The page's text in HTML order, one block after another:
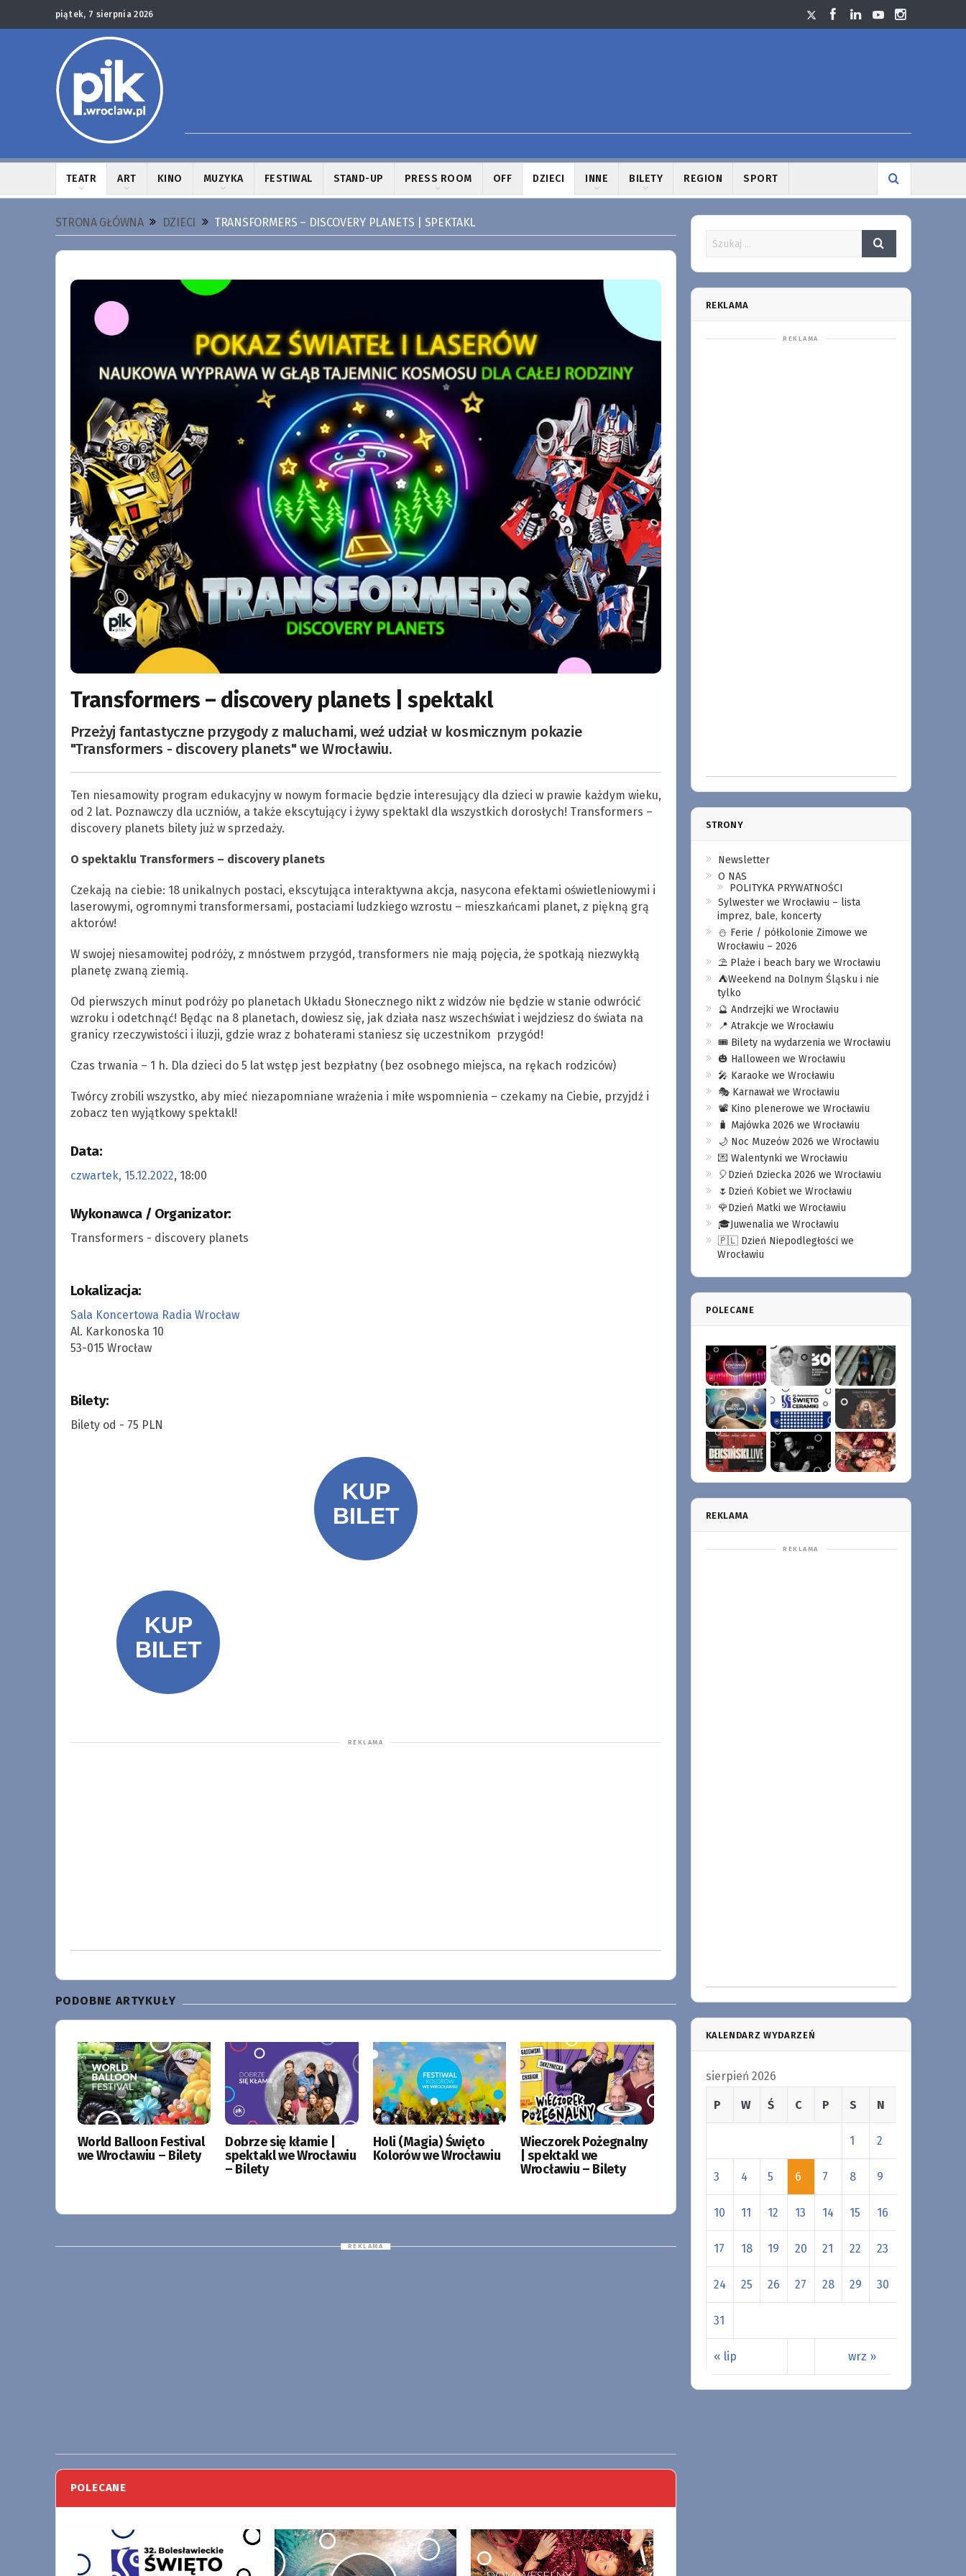
piątek, 7 sierpnia 2026
TEATR ART KINO MUZYKA FESTIWAL STAND-UP PRESS ROOM OFF DZIECI INNE BILETY REGION SPORT
STRONA GŁÓWNA DZIECI TRANSFORMERS – DISCOVERY PLANETS | SPEKTAKL
Transformers – discovery planets | spektakl
Przeżyj fantastyczne przygody z maluchami, weź udział w kosmicznym pokazie
"Transformers - discovery planets" we Wrocławiu.
Ten niesamowity program edukacyjny w nowym formacie będzie interesujący dla dzieci w prawie każdym wieku,
od 2 lat. Poznawczy dla uczniów, a także ekscytujący i żywy spektakl dla wszystkich dorosłych! Transformers –
discovery planets bilety już w sprzedaży.
O spektaklu Transformers – discovery planets
Czekają na ciebie: 18 unikalnych postaci, ekscytująca interaktywna akcja, nasycona efektami oświetleniowymi i
laserowymi, ogromnymi transformersami, postaciami ludzkiego wzrostu – mieszkańcami planet, z piękną grą
aktorów!
W swojej niesamowitej podróży, z mnóstwem przygód, transformers nie mają pojęcia, że spotkają niezwykłą
planetę zwaną ziemią.
Od pierwszych minut podróży po planetach Układu Słonecznego nikt z widzów nie będzie w stanie odwrócić
wzroku i odetchnąć! Będąc na 8 planetach, dowiesz się, jak działa nasz wszechświat i wejdziesz do świata na
granicy rzeczywistości i iluzji, gdzie wraz z bohaterami staniesz się uczestnikom przygód!
Czas trwania – 1 h. Dla dzieci do 5 lat wstęp jest bezpłatny (bez osobnego miejsca, na rękach rodziców)
Twórcy zrobili wszystko, aby mieć niezapomniane wrażenia i miłe wspomnienia – czekamy na Ciebie, przyjdź i
zobacz ten wyjątkowy spektakl!
Data:
czwartek, 15.12.2022, 18:00
Wykonawca / Organizator:
Transformers - discovery planets
Lokalizacja:
Sala Koncertowa Radia Wrocław
Al. Karkonoska 10
53-015 Wrocław
Bilety:
Bilety od - 75 PLN
PODOBNE ARTYKUŁY
World Balloon Festival
we Wrocławiu – Bilety
Dobrze się kłamie |
spektakl we Wrocławiu
– Bilety
Holi (Magia) Święto
Kolorów we Wrocławiu
Wieczorek Pożegnalny
| spektakl we
Wrocławiu – Bilety
POLECANE
REKLAMA
STRONY
Newsletter
O NAS
POLITYKA PRYWATNOŚCI
Sylwester we Wrocławiu – lista
imprez, bale, koncerty
⛄️ Ferie / półkolonie Zimowe we
Wrocławiu – 2026
⛱️ Plaże i beach bary we Wrocławiu
⛺️Weekend na Dolnym Śląsku i nie
tylko
🔮 Andrzejki we Wrocławiu
📍 Atrakcje we Wrocławiu
🎟️ Bilety na wydarzenia we Wrocławiu
🎃 Halloween we Wrocławiu
🎤 Karaoke we Wrocławiu
🎭 Karnawał we Wrocławiu
📽️ Kino plenerowe we Wrocławiu
🧳 Majówka 2026 we Wrocławiu
🌙 Noc Muzeów 2026 we Wrocławiu
💌 Walentynki we Wrocławiu
🎈Dzień Dziecka 2026 we Wrocławiu
🌷Dzień Kobiet we Wrocławiu
🌹Dzień Matki we Wrocławiu
🎓Juwenalia we Wrocławiu
🇵🇱 Dzień Niepodległości we
Wrocławiu
POLECANE
REKLAMA
KALENDARZ WYDARZEŃ
sierpień 2026
P W Ś C P S N
« lip wrz »
1 2
3 4 5 6 7 8 9
10 11 12 13 14 15 16
17 18 19 20 21 22 23
24 25 26 27 28 29 30
31